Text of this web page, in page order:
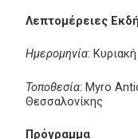
Λεπτομέρειες
Ημερομηνία:
Τοποθεσία: Myro
Θεσσαλονίκης
Πρόγραμμα